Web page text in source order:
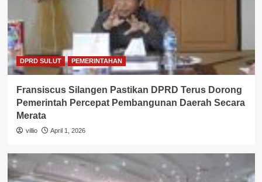
DPRD SULUT PEMERINTAHAN
Fransiscus Silangen Pastikan DPRD Terus Dorong
Pemerintah Percepat Pembangunan Daerah Secara
Merata
villio April 1, 2026